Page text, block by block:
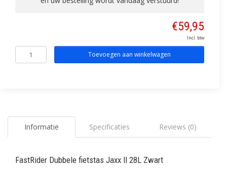
€59,95
Incl. btw
Toevoegen aan winkelwagen
Informatie Specificaties Reviews (0)
FastRider Dubbele fietstas Jaxx II 28L Zwart